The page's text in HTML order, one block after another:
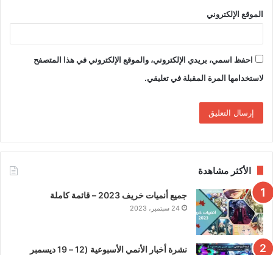
الموقع الإلكتروني
احفظ اسمي، بريدي الإلكتروني، والموقع الإلكتروني في هذا المتصفح
لاستخدامها المرة المقبلة في تعليقي.
الأكثر مشاهدة
جميع أنميات خريف 2023 – قائمة كاملة
24 سبتمبر، 2023
نشرة أخبار الأنمي الأسبوعية (12 – 19 ديسمبر